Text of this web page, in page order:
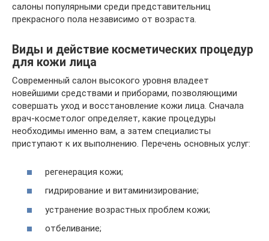
салоны популярными среди представительниц
прекрасного пола независимо от возраста.
Виды и действие косметических процедур
для кожи лица
Современный салон высокого уровня владеет
новейшими средствами и приборами, позволяющими
совершать уход и восстановление кожи лица. Сначала
врач-косметолог определяет, какие процедуры
необходимы именно вам, а затем специалисты
приступают к их выполнению. Перечень основных услуг:
регенерация кожи;
гидрирование и витаминизирование;
устранение возрастных проблем кожи;
отбеливание;